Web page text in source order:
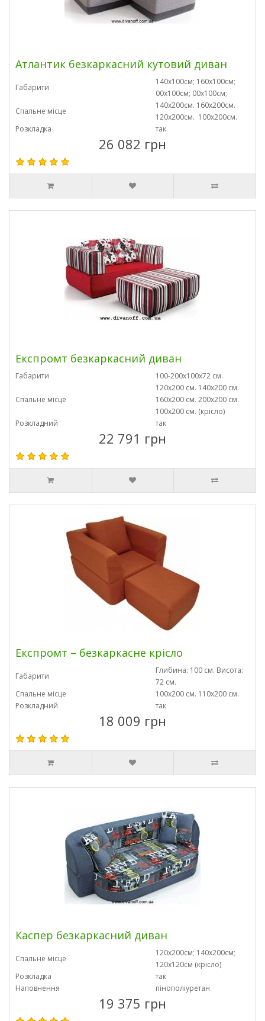
Атлантик безкаркасний кутовий диван
Габарити
140х100см; 160х100см;
00х100см; 00х100см;
Спальне місце
140х200см. 160х200см.
120х200см. 100х200см.
Розкладка
так
26 082 грн
Експромт безкаркасний диван
Габарити 100-200х100х72 см.
Спальне місце
120х200 см. 140х200 см.
160х200 см. 200х200 см.
100х200 см. (крісло)
Розкладний
так
22 791 грн
Експромт – безкаркасне крісло
Габарити
Глибина: 100 см. Висота:
72 см.
Спальне місце
100х200 см. 110х200 см.
Розкладний
так
18 009 грн
Каспер безкаркасний диван
Спальне місце
120х200см; 140х200см;
120х120см (крісло)
Розкладка
так
Наповнення
пінополіуретан
19 375 грн